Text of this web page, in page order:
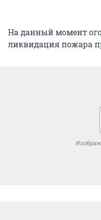
На данный момент
ликвидация пожара